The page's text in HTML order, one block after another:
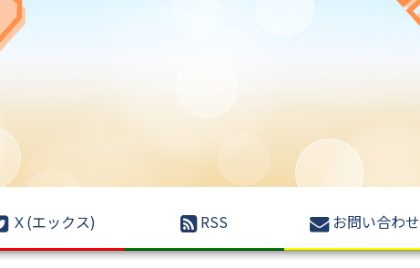
Ｘ(エックス) RSS お問い合わせ